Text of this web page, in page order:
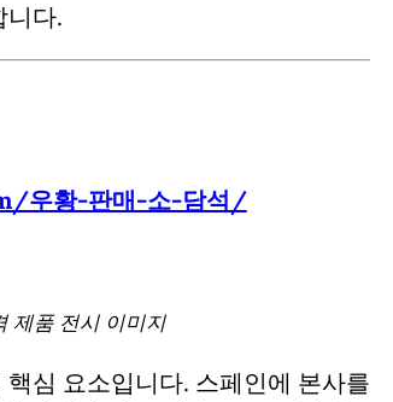
니다.
우황-판매-소-담석/
제품 전시 이미지
심 요소입니다. 스페인에 본사를